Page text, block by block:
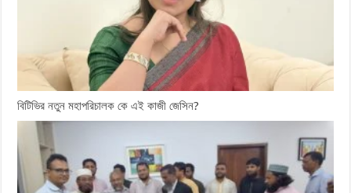
বিটিভির নতুন মহাপরিচালক কে এই কাজী জেসিন?